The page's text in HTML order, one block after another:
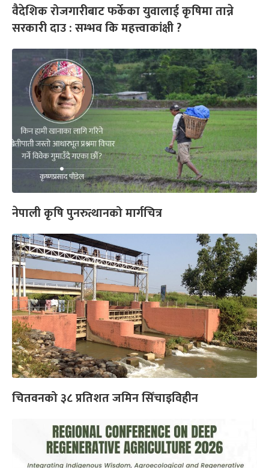
वैदेशिक रोजगारीबाट फर्केका युवालाई कृषिमा तान्ने
सरकारी दाउ : सम्भव कि महत्त्वाकांक्षी ?
नेपाली कृषि पुनरुत्थानको मार्गचित्र
चितवनको ३८ प्रतिशत जमिन सिँचाइविहीन